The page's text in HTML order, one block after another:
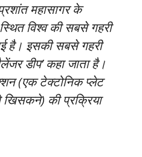
महासागर के
विश्व की सबसे गहरी
है। इसकी सबसे गहरी
डीप’ कहा जाता है।
(एक टेक्टोनिक प्लेट
की प्रक्रिया